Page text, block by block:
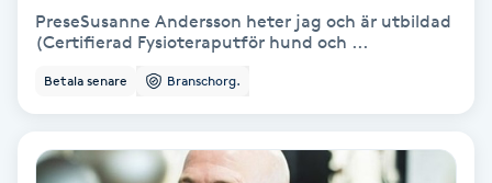
Hälsa
Hälsprickor
Idrottsmassage
PreseSusanne Andersson heter jag och är utbildad
(Certifierad Fysioteraputför hund och ...
Betala senare Branschorg.